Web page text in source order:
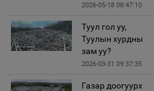
2026-05-18 08:47:10
Туул гол уу,
Туулын хурдны
зам уу?
2026-03-31 09:37:35
Газар доогуурх